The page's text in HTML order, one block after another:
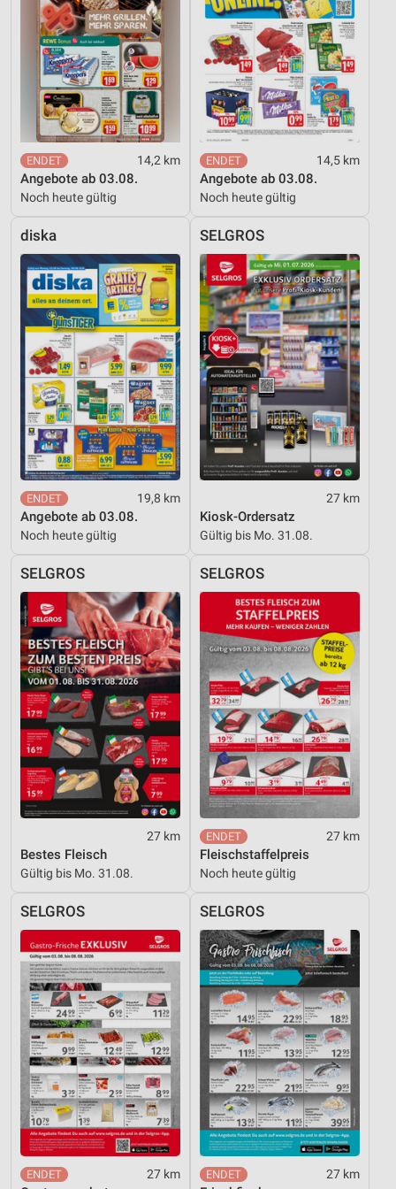
14,2 km
Angebote ab 03.08.
Noch heute gültig
14,5 km
Angebote ab 03.08.
Noch heute gültig
diska
19,8 km
Angebote ab 03.08.
Noch heute gültig
SELGROS
27 km
Kiosk-Ordersatz
Gültig bis Mo. 31.08.
SELGROS
27 km
Bestes Fleisch
Gültig bis Mo. 31.08.
SELGROS
27 km
Fleischstaffelpreis
Noch heute gültig
SELGROS
27 km
SELGROS
27 km
IAB-Besonderheiten:
Verwendung genauer Standortdaten
Geräte anhand von aktiv angeforderten
Informationen identifizieren
Nicht-IAB-Verarbeitungszwecke:
Notwendig
Performance
Funktional
Werbung